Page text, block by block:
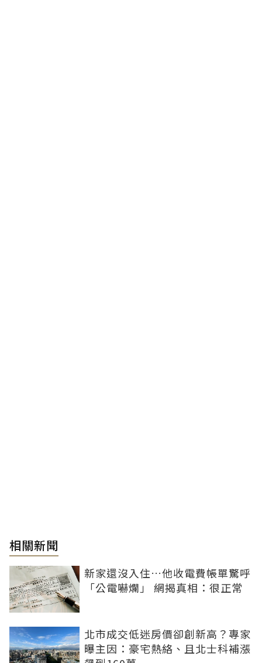
相關新聞
新家還沒入住…他收電費帳單驚呼
「公電嚇爛」 網揭真相：很正常
北市成交低迷房價卻創新高？專家
曝主因：豪宅熱絡、且北士科補漲